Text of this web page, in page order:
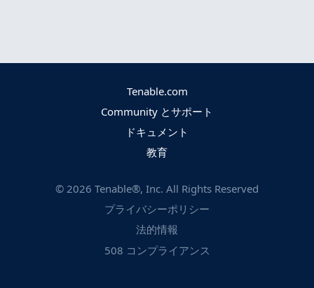
Tenable.com
Community とサポート
ドキュメント
教育
© 2026 Tenable®, Inc. All Rights Reserved
プライバシーポリシー
法的情報
508 コンプライアンス